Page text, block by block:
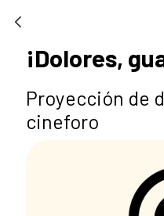
¡Dolores,
Proyección de
cineforo